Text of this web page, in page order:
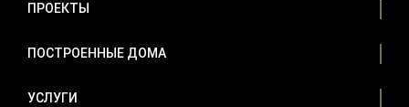
ПРОЕКТЫ
ПОСТРОЕННЫЕ ДОМА
УСЛУГИ